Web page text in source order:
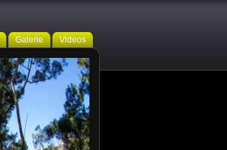
Galerie Videos